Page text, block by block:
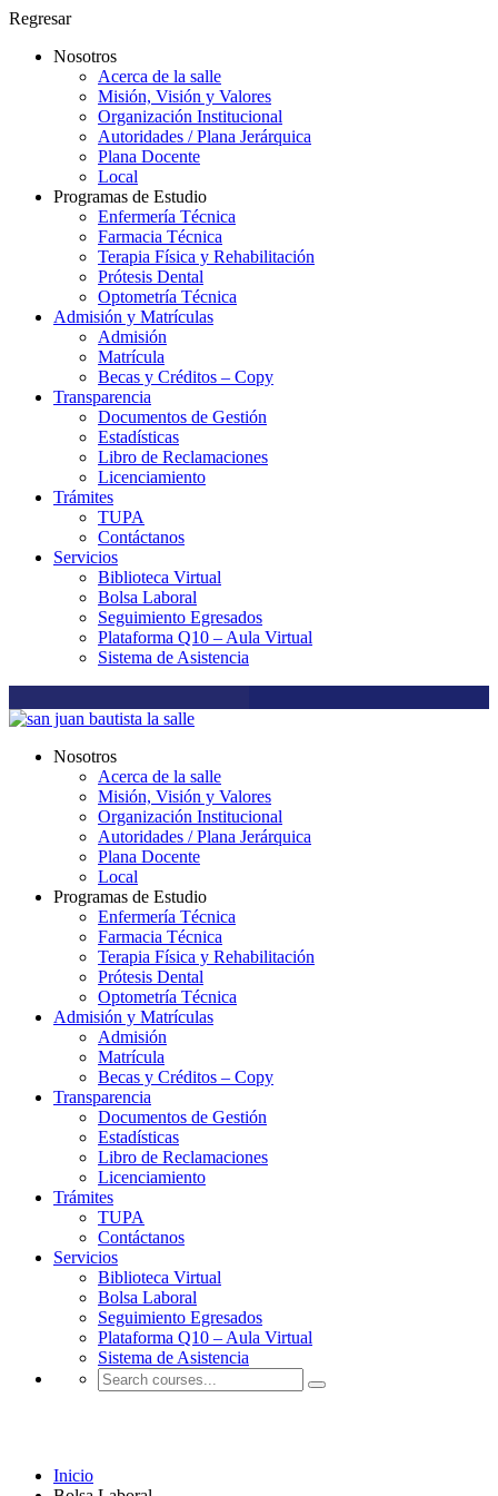
Regresar
Nosotros
Acerca de la salle
Misión, Visión y Valores
Organización Institucional
Autoridades / Plana Jerárquica
Plana Docente
Local
Programas de Estudio
Enfermería Técnica
Farmacia Técnica
Terapia Física y Rehabilitación
Prótesis Dental
Optometría Técnica
Admisión y Matrículas
Admisión
Matrícula
Becas y Créditos – Copy
Transparencia
Documentos de Gestión
Estadísticas
Libro de Reclamaciones
Licenciamiento
Trámites
TUPA
Contáctanos
Servicios
Biblioteca Virtual
Bolsa Laboral
Seguimiento Egresados
Plataforma Q10 – Aula Virtual
Sistema de Asistencia
Nosotros
Acerca de la salle
Misión, Visión y Valores
Organización Institucional
Autoridades / Plana Jerárquica
Plana Docente
Local
Programas de Estudio
Enfermería Técnica
Farmacia Técnica
Terapia Física y Rehabilitación
Prótesis Dental
Optometría Técnica
Admisión y Matrículas
Admisión
Matrícula
Becas y Créditos – Copy
Transparencia
Documentos de Gestión
Estadísticas
Libro de Reclamaciones
Licenciamiento
Trámites
TUPA
Contáctanos
Servicios
Biblioteca Virtual
Bolsa Laboral
Seguimiento Egresados
Plataforma Q10 – Aula Virtual
Sistema de Asistencia
Inicio